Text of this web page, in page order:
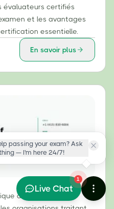
évaluateurs certifiés
et les avantages
essentielle.
En savoir plus
des évaluateurs
passing your exam? Ask
— I'm here 24/7!
1
Live Chat